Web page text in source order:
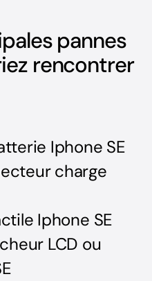
pannes
rencontrer
Iphone SE
charge
Iphone SE
LCD ou